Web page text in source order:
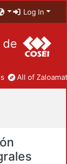
Log In
de
All of